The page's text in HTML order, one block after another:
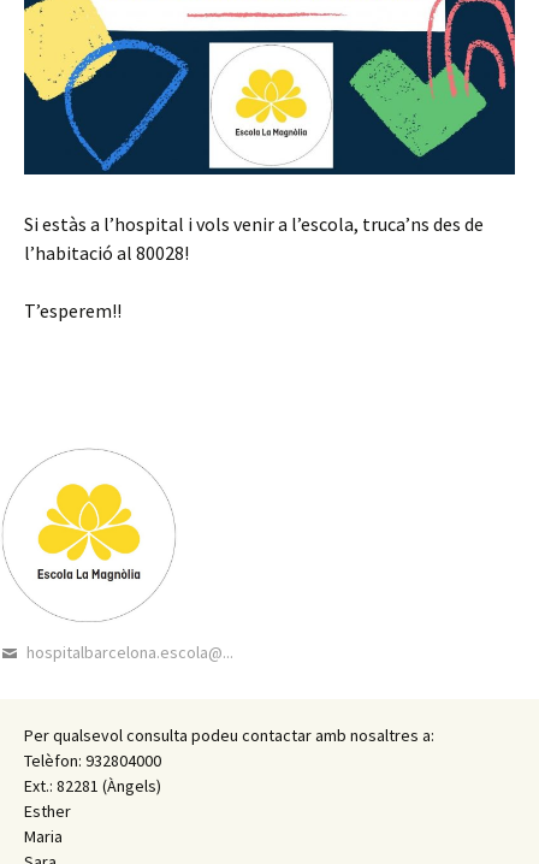
Si estàs a l’hospital i vols venir a l’escola, truca’ns des de
l’habitació al 80028!
T’esperem!!
hospitalbarcelona.escola@...
Per qualsevol consulta podeu contactar amb nosaltres a:
Telèfon: 932804000
Ext.: 82281 (Àngels)
Esther
Maria